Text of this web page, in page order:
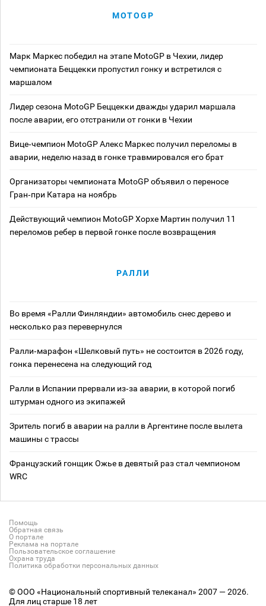
MOTOGP
Марк Маркес победил на этапе MotoGP в Чехии, лидер
чемпионата Беццекки пропустил гонку и встретился с
маршалом
Лидер сезона MotoGP Беццекки дважды ударил маршала
после аварии, его отстранили от гонки в Чехии
Вице‑чемпион MotoGP Алекс Маркес получил переломы в
аварии, неделю назад в гонке травмировался его брат
Организаторы чемпионата MotoGP объявил о переносе
Гран‑при Катара на ноябрь
Действующий чемпион MotoGP Хорхе Мартин получил 11
переломов ребер в первой гонке после возвращения
РАЛЛИ
Во время «Ралли Финляндии» автомобиль снес дерево и
несколько раз перевернулся
Ралли‑марафон «Шелковый путь» не состоится в 2026 году,
гонка перенесена на следующий год
Ралли в Испании прервали из‑за аварии, в которой погиб
штурман одного из экипажей
Зритель погиб в аварии на ралли в Аргентине после вылета
машины с трассы
Французский гонщик Ожье в девятый раз стал чемпионом
WRC
Помощь
Обратная связь
О портале
Реклама на портале
Пользовательское соглашение
Охрана труда
Политика обработки персональных данных
© ООО «Национальный спортивный телеканал» 2007 — 2026.
Для лиц старше 18 лет